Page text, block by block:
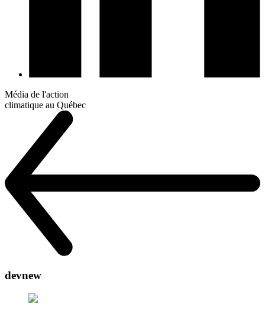
Média de l'action
climatique au Québec
devnew